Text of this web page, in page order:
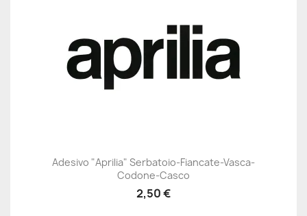
Adesivo "Aprilia" Serbatoio-Fiancate-Vasca-
Codone-Casco
2,50 €